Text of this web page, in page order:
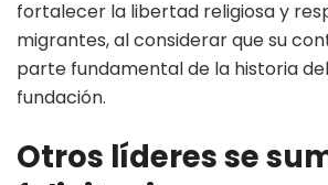
fortalecer la libertad religiosa y
migrantes, al considerar que su
parte fundamental de la historia
fundación.
Otros líderes se